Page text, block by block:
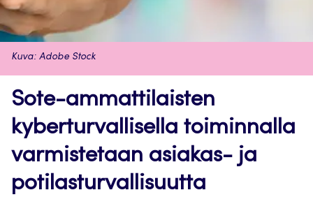
Kuva: Adobe Stock
Sote-ammattilaisten
kyberturvallisella toiminnalla
varmistetaan asiakas- ja
potilasturvallisuutta